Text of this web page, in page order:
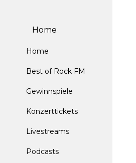
Home
Home
Best of Rock FM
Gewinnspiele
Konzerttickets
Livestreams
Podcasts